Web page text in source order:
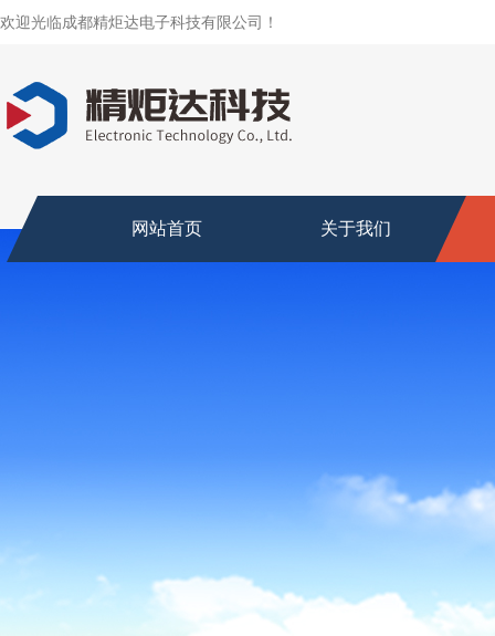
欢迎光临成都精炬达电子科技有限公司！
网站首页 关于我们